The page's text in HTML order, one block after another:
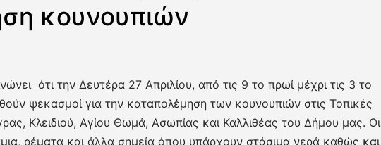
κουνουπιών
ότι την Δευτέρα 27 Απριλίου, από τις 9 το πρωί μέχρι τις 3 το
ψεκασμοί για την καταπολέμηση των κουνουπιών στις Τοπικές
Κλειδιού, Αγίου Θωμά, Ασωπίας και Καλλιθέας του Δήμου μας. Οι
ρέματα και άλλα σημεία όπου υπάρχουν στάσιμα νερά καθώς και